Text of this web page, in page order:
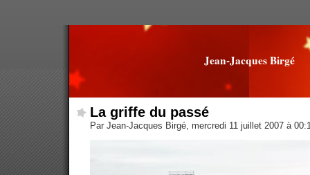
Jean-Jacques Birgé
La griffe du passé
Par Jean-Jacques Birgé, mercredi 11 juillet 2007 à